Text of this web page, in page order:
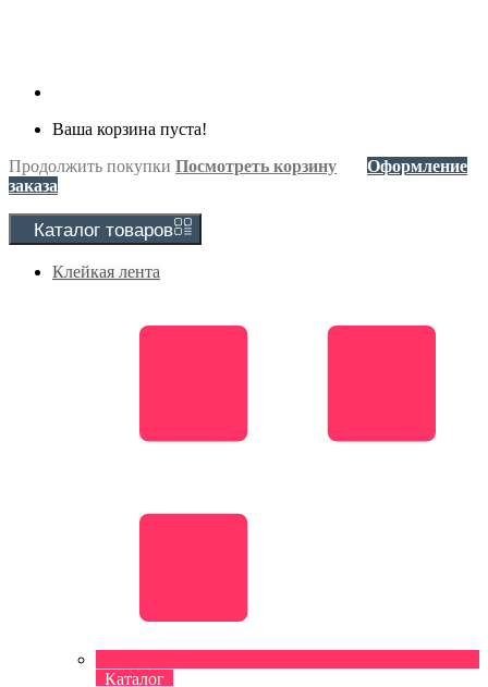
Ваша корзина пуста!
Продолжить покупки Посмотреть корзину
Оформление
заказа
Каталог товаров
Клейкая лента
Каталог